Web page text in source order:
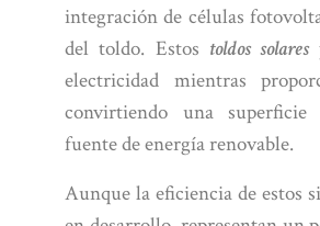
integración de células
del toldo. Estos toldos solares
electricidad mientras
convirtiendo una
fuente de energía renovable.
Aunque la eficiencia de estos